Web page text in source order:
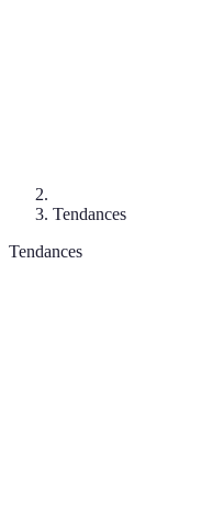
Tendances
Tendances